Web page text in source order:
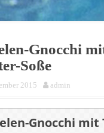
Gnocchi
Soße
2015 admin
Gnocchi mit